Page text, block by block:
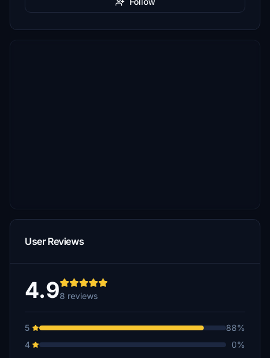
User Reviews
4.98 reviews
5
88%
4
0%